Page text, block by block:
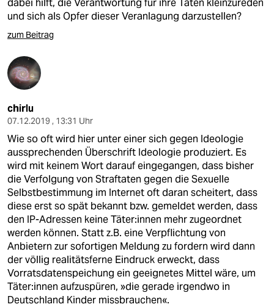
dabei hilft, die Verantwortung für ihre Taten kleinzureden
und sich als Opfer dieser Veranlagung darzustellen?
zum Beitrag
chirlu
07.12.2019 , 13:31 Uhr
Wie so oft wird hier unter einer sich gegen Ideologie
aussprechenden Überschrift Ideologie produziert. Es
wird mit keinem Wort darauf eingegangen, dass bisher
die Verfolgung von Straftaten gegen die Sexuelle
Selbstbestimmung im Internet oft daran scheitert, dass
diese erst so spät bekannt bzw. gemeldet werden, dass
den IP-Adressen keine Täter:innen mehr zugeordnet
werden können. Statt z.B. eine Verpflichtung von
Anbietern zur sofortigen Meldung zu fordern wird dann
der völlig realitätsferne Eindruck erweckt, dass
Vorratsdatenspeichung ein geeignetes Mittel wäre, um
Täter:innen aufzuspüren, »die gerade irgendwo in
Deutschland Kinder missbrauchen«.